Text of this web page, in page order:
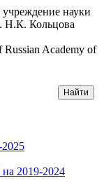
науки
Кольцова
Academy of
2019-2024